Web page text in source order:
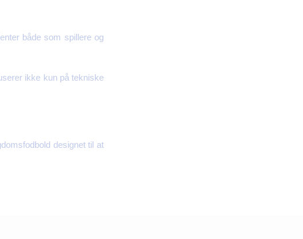
både som spillere og
ikke kun på tekniske
designet til at